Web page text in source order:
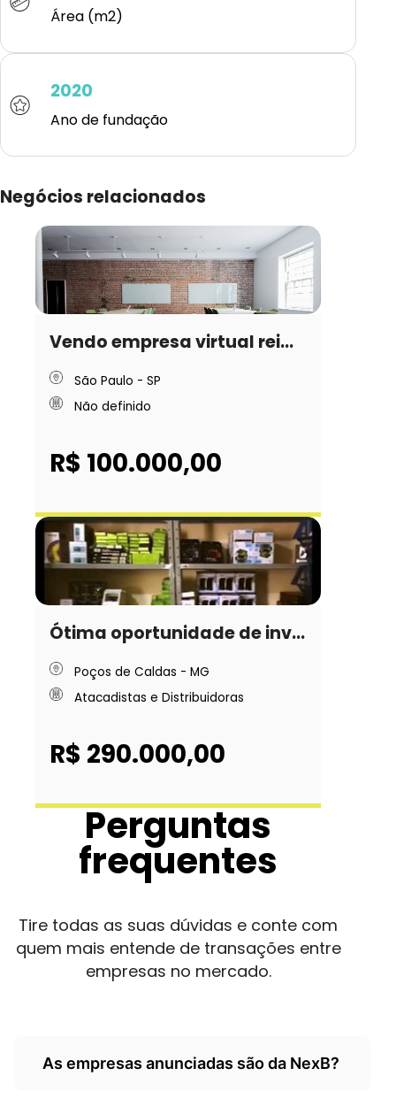
Área (m2)
2020
Ano de fundação
Negócios relacionados
Vendo empresa virtual rei...
São Paulo - SP
Não definido
R$ 100.000,00
Ótima oportunidade de inv...
Poços de Caldas - MG
Atacadistas e Distribuidoras
R$ 290.000,00
Perguntas
frequentes
Tire todas as suas dúvidas e conte com
quem mais entende de transações entre
empresas no mercado.
As empresas anunciadas são da NexB?